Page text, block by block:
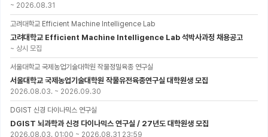
~ 2026.08.31
고려대학교 Efficient Machine Intelligence Lab
고려대학교 Efficient Machine Intelligence Lab 석박사과정 채용공고
~ 상시 모집
서울대학교 국제농업기술대학원 작물정밀육종 연구실
서울대학교 국제농업기술대학원 작물유전육종연구실 대학원생 모집
2026.08.03. ~ 2026.09.30
DGIST 신경 다이나믹스 연구실
DGIST 뇌과학과 신경 다이나믹스 연구실 / 27년도 대학원생 모집
2026.08.03. 01:00 ~ 2026.08.31 23:59